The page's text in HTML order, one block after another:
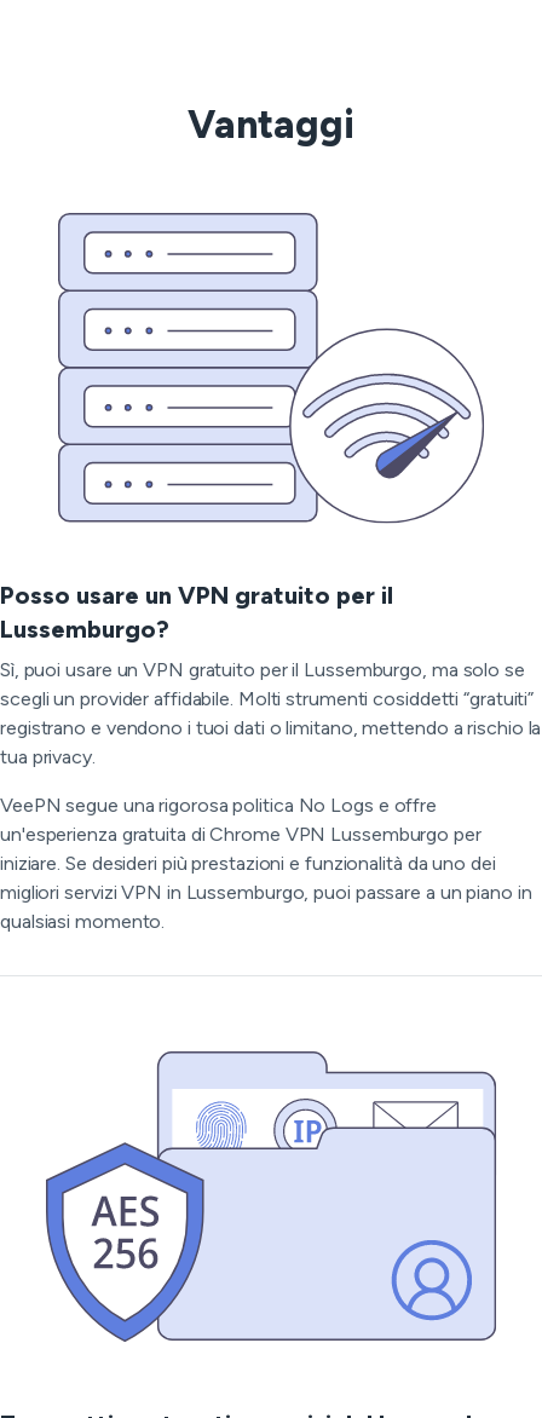
Vantaggi
Posso usare un VPN gratuito per il
Lussemburgo?
Sì, puoi usare un VPN gratuito per il Lussemburgo, ma solo se
scegli un provider affidabile. Molti strumenti cosiddetti “gratuiti”
registrano e vendono i tuoi dati o limitano, mettendo a rischio la
tua privacy.
VeePN segue una rigorosa politica No Logs e offre
un'esperienza gratuita di Chrome VPN Lussemburgo per
iniziare. Se desideri più prestazioni e funzionalità da uno dei
migliori servizi VPN in Lussemburgo, puoi passare a un piano in
qualsiasi momento.